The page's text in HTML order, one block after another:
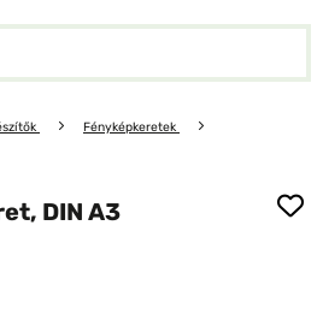
Fényképkeretek
DIN A3